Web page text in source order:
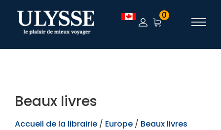
TEST 0
Beaux livres
Accueil de la librairie / Europe / Beaux livres